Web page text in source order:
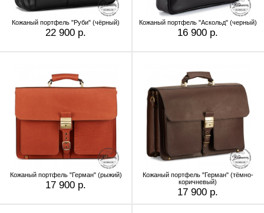
Кожаный портфель "Руби" (чёрный)
22 900 р.
Кожаный портфель "Аскольд" (черный)
16 900 р.
Кожаный портфель "Герман" (рыжий)
17 900 р.
Кожаный портфель "Герман" (тёмно-
коричневый)
17 900 р.